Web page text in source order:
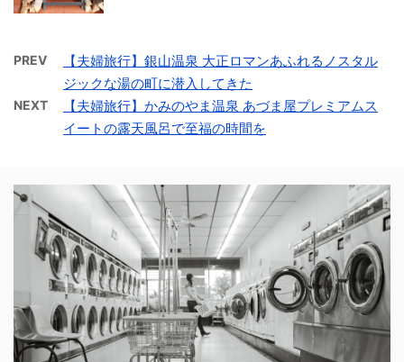
PREV
【夫婦旅行】銀山温泉 大正ロマンあふれるノスタル
ジックな湯の町に潜入してきた
NEXT
【夫婦旅行】かみのやま温泉 あづま屋プレミアムス
イートの露天風呂で至福の時間を